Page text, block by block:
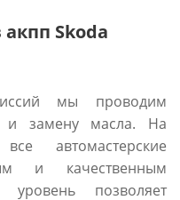
Skoda
мы проводим
и замену масла. На
автомастерские
и качественным
позволяет